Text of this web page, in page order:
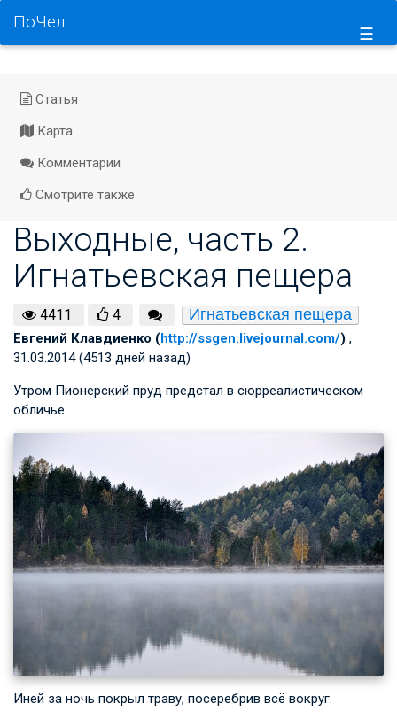
☰
ПоЧел
Статья
Карта
Комментарии
Смотрите также
Выходные, часть 2.
Игнатьевская пещера
4411 4 Игнатьевская пещера
Евгений Клавдиенко (http://ssgen.livejournal.com/) ,
31.03.2014 (4513 дней назад)
Утром Пионерский пруд предстал в сюрреалистическом
обличье.
Иней за ночь покрыл траву, посеребрив всё вокруг.